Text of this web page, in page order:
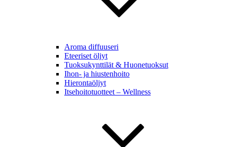
Aroma diffuuseri
Eteeriset öljyt
Tuoksukynttilät & Huonetuoksut
Ihon- ja hiustenhoito
Hierontaöljyt
Itsehoitotuotteet – Wellness